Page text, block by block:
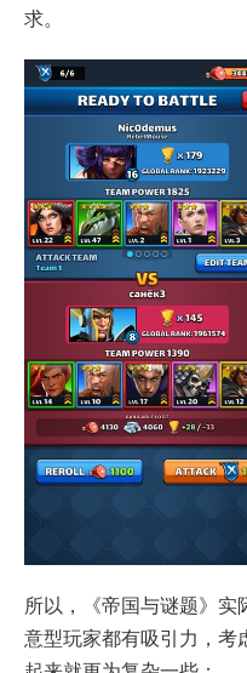
求。
所以，《帝国与谜题》实
意型玩家都有吸引力，考